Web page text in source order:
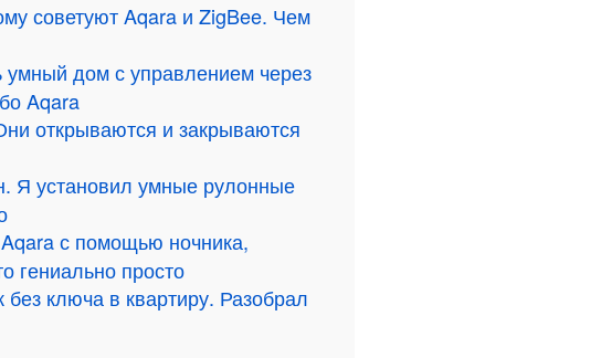
советуют Aqara и ZigBee. Чем
умный дом с управлением через
Aqara
открываются и закрываются
Я установил умные рулонные
с помощью ночника,
гениально просто
ключа в квартиру. Разобрал